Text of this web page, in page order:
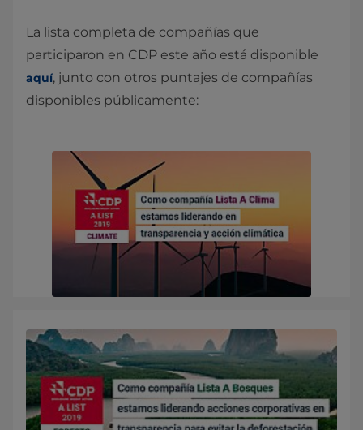
La lista completa de compañías que
participaron en CDP este año está disponible
aquí, junto con otros puntajes de compañías
disponibles públicamente: